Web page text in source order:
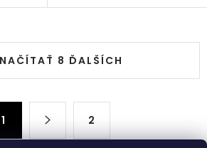
NAČÍTAŤ 8 ĎALŠÍCH
1 2